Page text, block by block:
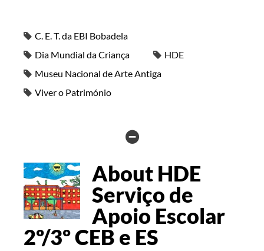
C. E. T. da EBI Bobadela
Dia Mundial da Criança
HDE
Museu Nacional de Arte Antiga
Viver o Património
AUTHOR
BIO
About HDE
Serviço de
Apoio Escolar
2º/3º CEB e ES